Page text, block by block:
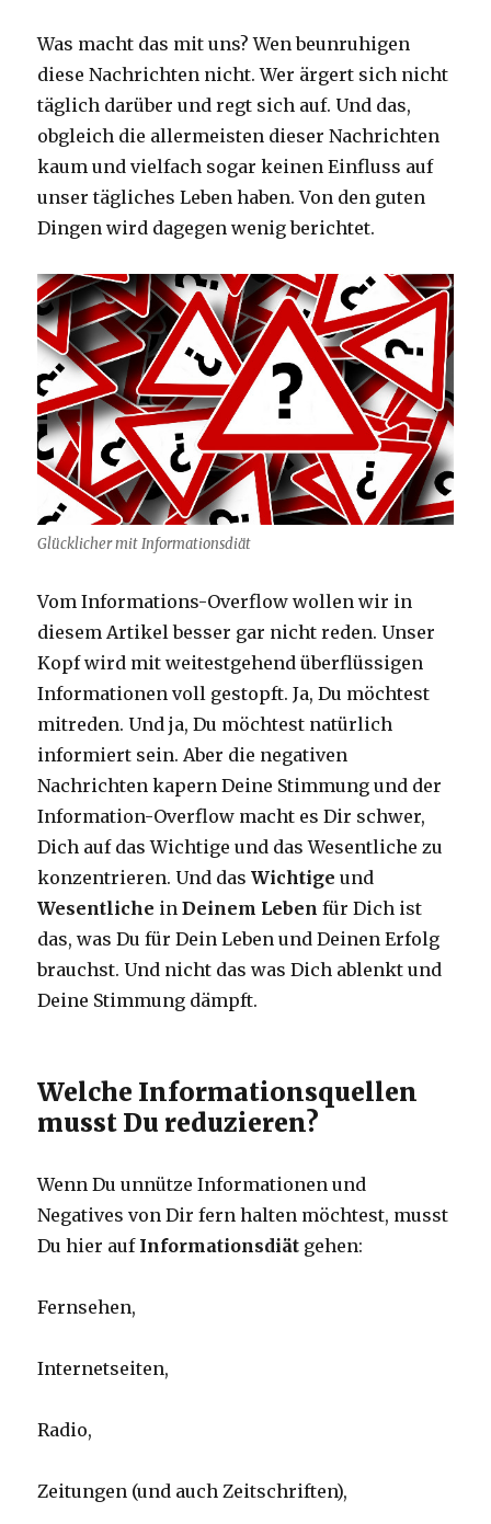
Was macht das mit uns? Wen beunruhigen
diese Nachrichten nicht. Wer ärgert sich nicht
täglich darüber und regt sich auf. Und das,
obgleich die allermeisten dieser Nachrichten
kaum und vielfach sogar keinen Einfluss auf
unser tägliches Leben haben. Von den guten
Dingen wird dagegen wenig berichtet.
Glücklicher mit Informationsdiät
Vom Informations-Overflow wollen wir in
diesem Artikel besser gar nicht reden. Unser
Kopf wird mit weitestgehend überflüssigen
Informationen voll gestopft. Ja, Du möchtest
mitreden. Und ja, Du möchtest natürlich
informiert sein. Aber die negativen
Nachrichten kapern Deine Stimmung und der
Information-Overflow macht es Dir schwer,
Dich auf das Wichtige und das Wesentliche zu
konzentrieren. Und dasWichtige und
Wesentliche inDeinem Leben für Dich ist
das, was Du für Dein Leben und Deinen Erfolg
brauchst. Und nicht das was Dich ablenkt und
Deine Stimmung dämpft.
Welche Informationsquellen
musst Du reduzieren?
Wenn Du unnütze Informationen und
Negatives von Dir fern halten möchtest, musst
Du hier auf Informationsdiät gehen:
Fernsehen,
Internetseiten,
Radio,
Zeitungen (und auch Zeitschriften),